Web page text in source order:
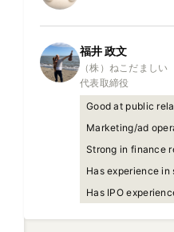
福井政文
（株）ねこだましい
代表取締役
Good at public
Marketing/ad
Strong in finance
Has experience
Has IPO